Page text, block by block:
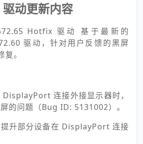
动更新内容
Hotfix 驱动 基于最新的
驱动，针对用户反馈的黑屏
。
DisplayPort 连接外接显示器时，
的问题（Bug ID: 5131002）。
升部分设备在 DisplayPort 连接